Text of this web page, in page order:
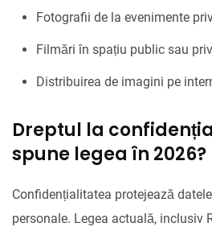
Fotografii de la evenimente
Filmări în spațiu public sau
Distribuirea de imagini pe
Dreptul la
spune legea în 2026?
Confidențialitatea protejează
personale. Legea actuală, inclusiv